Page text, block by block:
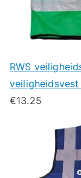
RWS
€13.25